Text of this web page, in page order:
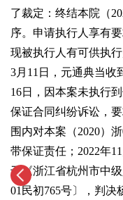
了裁定：终结本院（
序。申请执行人享有
现被执行人有可供执
3月11日，元通典当收
16日，因本案未执行
保证合同纠纷诉讼，
围内对本案（2020）
带保证责任；2022年
于《浙江省杭州市中
01民初765号〕，判决